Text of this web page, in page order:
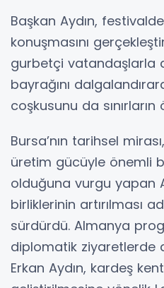
Başkan Aydın,
konuşmasını
gurbetçi vatandaşlarla
bayrağını
coşkusunu da sınırların
Bursa’nın tarihsel
üretim gücüyle önemli
olduğuna vurgu yapan
birliklerinin artırılması
sürdürdü. Almanya
diplomatik ziyaretlerde
Erkan Aydın, kardeş